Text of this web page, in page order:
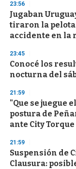
23:56
Jugaban
tiraron la pelota
accidente en la
23:45
Conocé los
nocturna del
21:59
"Que se juegue
postura de
ante City Torque
21:59
Suspensión de
Clausura: